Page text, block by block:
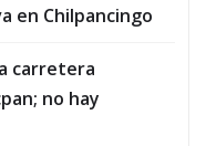
en Chilpancingo
carretera
no hay